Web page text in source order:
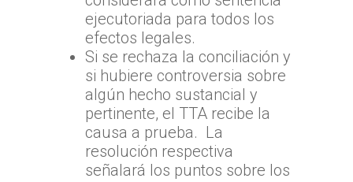
ejecutoriada para todos los
efectos legales.
Si se rechaza la conciliación y
si hubiere controversia sobre
algún hecho sustancial y
pertinente, el TTA recibe la
causa a prueba. La
resolución respectiva
señalará los puntos sobre los